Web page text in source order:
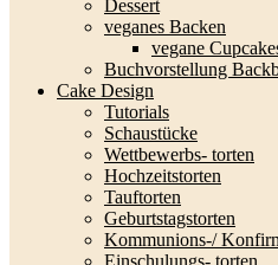
Dessert
veganes Backen
vegane
Buchvorstellung
Cake Design
Tutorials
Schaustücke
Wettbewerbs- torten
Hochzeitstorten
Tauftorten
Geburtstagstorten
Kommunions-/